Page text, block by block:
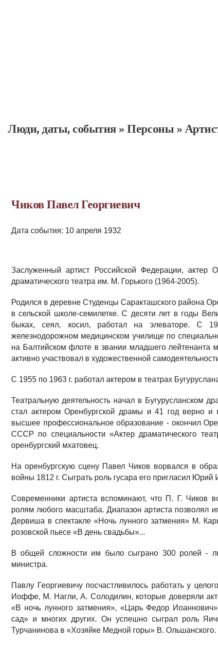
Люди, даты, cобытия»Персоны »
Чиков Павел Георгиевич
Дата события: 10 апреля 1932
Заслуженный артист Российской Федерации, актер
драматического театра им. М. Горького (1964-2005).
Родился в деревне Студенцы Саракташского района
в сельской школе-семилетке. С десяти лет в годы
быках, сеял, косил, работал на элеваторе. С
железнодорожном медицинском училище по
на Балтийском флоте в звании младшего
активно участвовал в художественной
С 1955 по 1963 г. работал актером в театрах
Театральную деятельность начал в Бугурусланском
стал актером Оренбургской драмы и 41 год верно
высшее профессиональное образование - окончил
СССР по специальности «Актер драматического
оренбургский мхатовец.
На оренбургскую сцену Павел Чиков ворвался в
войны 1812 г. Сыграть роль гусара его пригласил
Современники артиста вспоминают, что П. Г. Чиков
ролям любого масштаба. Диапазон артиста позволял
Дервиша в спектакле «Ночь лунного затмения» М.
розовской пьесе «В день свадьбы»...
В общей сложности им было сыграно 300 ролей -
министра.
Павлу Георгиевичу посчастливилось работать у
Иоффе, М. Нагли, А. Солодилин, которые доверяли
«В ночь лунного затмения», «Царь Федор
сад» и многих других. Он успешно сыграл роль
Турчанинова в «Хозяйке Медной горы» В. Ольшанского.